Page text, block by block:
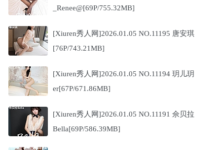
_Renee@[69P/755.32MB]
[Xiuren秀人网]2026.01.05 NO.11195 唐安琪
[76P/743.21MB]
[Xiuren秀人网]2026.01.05 NO.11194 玥儿玥
er[67P/671.86MB]
[Xiuren秀人网]2026.01.05 NO.11191 佘贝拉
Bella[69P/586.39MB]